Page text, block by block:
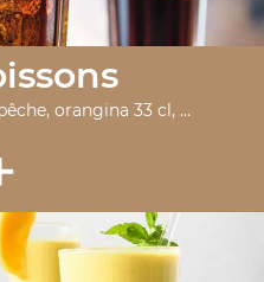
orangina 33 cl, ...